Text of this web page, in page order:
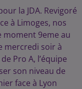
la JDA. Revigoré
à Limoges, nos
moment 9eme au
mercredi soir à
Pro A, l’équipe
son niveau de
face à Lyon